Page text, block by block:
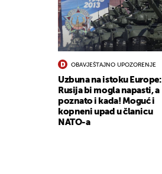
OBAVJEŠTAJNO UPOZORENJE
Uzbuna na istoku Europe:
Rusija bi mogla napasti, a
poznato i kada! Moguć i
kopneni upad u članicu
NATO-a